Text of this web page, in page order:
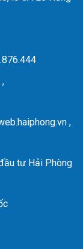
,
,
tư Hải Phòng